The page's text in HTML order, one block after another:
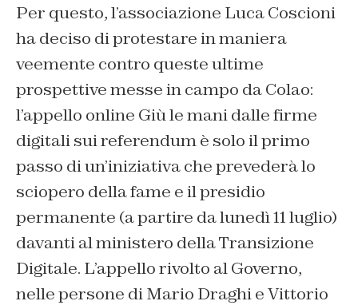
Per questo, l’associazione Luca Coscioni
ha deciso di protestare in maniera
veemente contro queste ultime
prospettive messe in campo da Colao:
l’appello online Giù le mani dalle firme
digitali sui referendumè solo il primo
passo di un’iniziativa che prevederà lo
sciopero della fame e il presidio
permanente (a partire da lunedì 11 luglio)
davanti al ministero della Transizione
Digitale. L’appello rivolto al Governo,
nelle persone di Mario Draghi e Vittorio